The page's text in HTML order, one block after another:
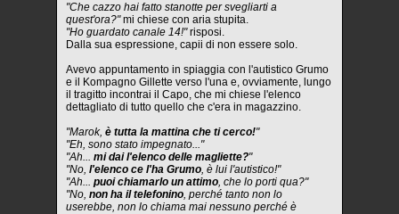
"Che cazzo hai fatto stanotte per svegliarti a
quest'ora?"mi chiese con aria stupita.
"Ho guardato canale 14!"risposi.
Dalla sua espressione, capii di non essere solo.
Avevo appuntamento in spiaggia con l'autistico Grumo
e il Kompagno Gillette verso l'una e, ovviamente, lungo
il tragitto incontrai il Capo, che mi chiese l'elenco
dettagliato di tutto quello che c'era in magazzino.
"Marok, è tutta la mattina che ti cerco!"
"Eh, sono stato impegnato..."
"Ah... mi dai l'elenco delle magliette?"
"No, l'elenco ce l'ha Grumo, è lui l'autistico!"
"Ah... puoi chiamarlo un attimo, che lo porti qua?"
"No, non ha il telefonino, perché tanto non lo
userebbe, non lo chiama mai nessuno perché è